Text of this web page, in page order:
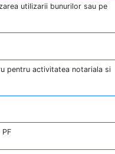
utilizarii bunurilor sau pe
pentru activitatea notariala si